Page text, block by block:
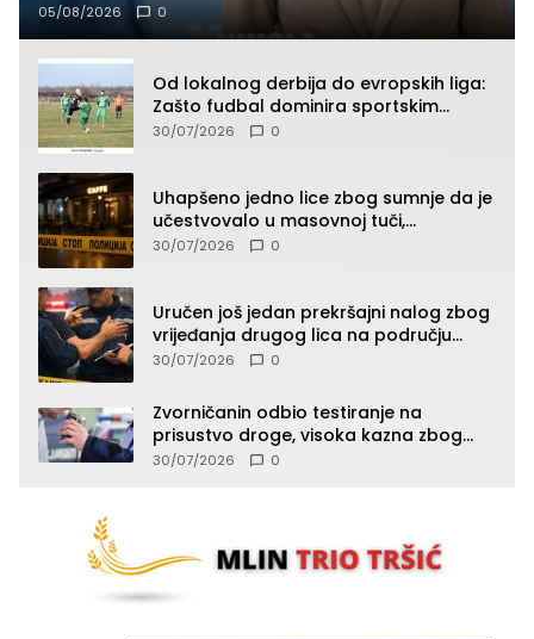
05/08/2026 0
Od lokalnog derbija do evropskih liga:
Zašto fudbal dominira sportskim
klađenjem
30/07/2026 0
Uhapšeno jedno lice zbog sumnje da je
učestvovalo u masovnoj tuči,
maloljetnik zadobio povrede
30/07/2026 0
Uručen još jedan prekršajni nalog zbog
vrijeđanja drugog lica na području
Zvornika
30/07/2026 0
Zvorničanin odbio testiranje na
prisustvo droge, visoka kazna zbog
kršenja Zakona o osnovama
30/07/2026 0